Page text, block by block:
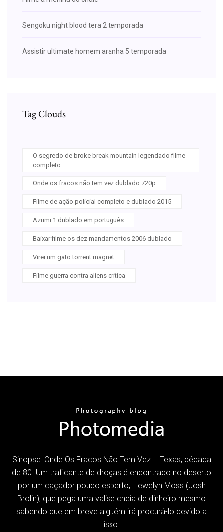
Sengoku night blood tera 2 temporada
Assistir ultimate homem aranha 5 temporada
Tag Clouds
O segredo de broke break mountain legendado filme
completo
Onde os fracos não tem vez dublado 720p
Filme de ação policial completo e dublado 2015
Azumi 1 dublado em português
Baixar filme os dez mandamentos 2006 dublado
Virei um gato torrent magnet
Filme guerra contra aliens crítica
Sinopse: Onde Os Fracos Não Tem Vez – Texas, década
de 80. Um traficante de drogas é encontrado no deserto
por um caçador pouco esperto, Llewelyn Moss (Josh
Brolin), que pega uma valise cheia de dinheiro mesmo
sabendo que em breve alguém irá procurá-lo devido a
isso.